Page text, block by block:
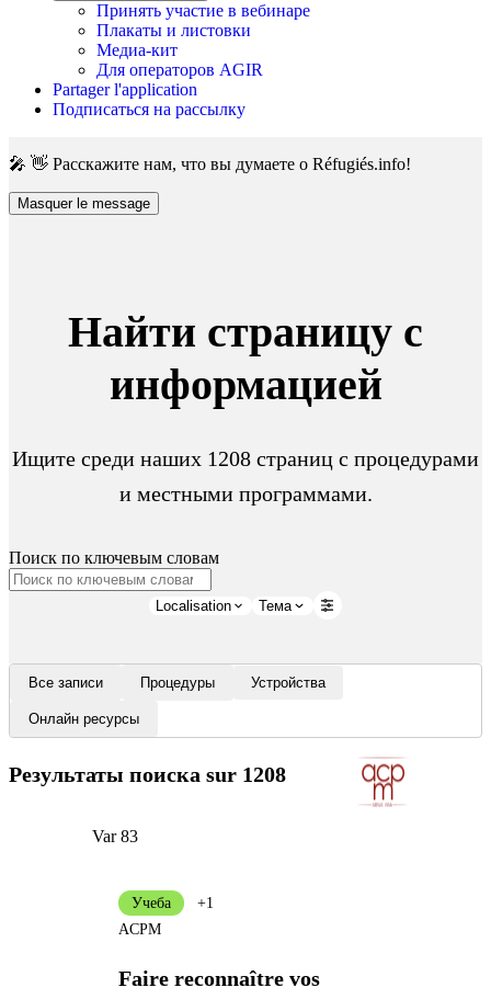
Принять участие в вебинаре
Плакаты и листовки
Медиа-кит
Для операторов AGIR
Partager l'application
Подписаться на рассылку
🎤 👋 Расскажите нам, что вы думаете о Réfugiés.info!
Masquer le message
Найти страницу с
информацией
Ищите среди наших 1208 страниц с процедурами
и местными программами.
Поиск по ключевым словам
Localisation Тема
Все записи Процедуры Устройства
Онлайн ресурсы
Результаты поиска sur 1208
Var 83
Faire reconnaître vos
Учеба
+1
ACPM